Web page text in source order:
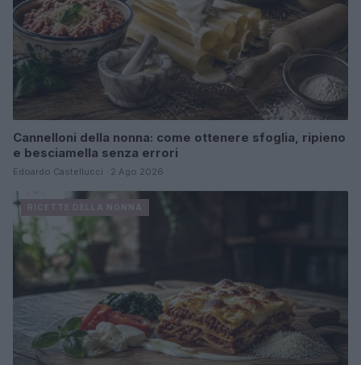
Cannelloni della nonna: come ottenere sfoglia, ripieno
e besciamella senza errori
Edoardo Castellucci · 2 Ago 2026